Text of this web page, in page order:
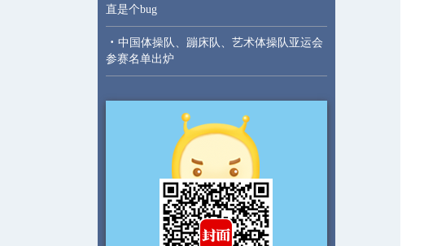
直是个bug
· 中国体操队、蹦床队、艺术体操队亚运会
参赛名单出炉